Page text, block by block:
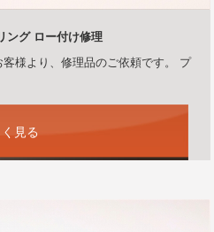
ング ロー付け修理
様より、修理品のご依頼です。 プ
見る